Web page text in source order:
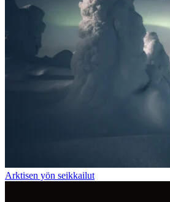
Arktisen yön seikkailut